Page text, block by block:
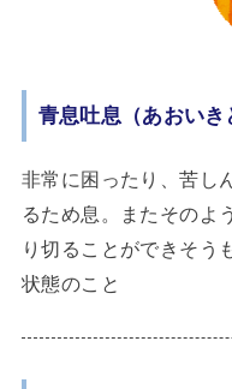
青息吐息（あおいき
非常に困ったり、苦し
るため息。またそのよ
り切ることができそう
状態のこと